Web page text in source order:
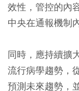
效性，管控的內
中央在通報機制
同時，應持續擴
流行病學趨勢，
預測未來趨勢，